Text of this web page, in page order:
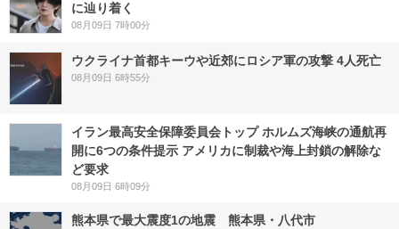
に辿り着く
08月09日 7時00分
ウクライナ首都キーウや近郊にロシア軍の攻撃 4人死亡
08月09日 6時55分
イラン最高安全保障委員会トップ ホルムズ海峡の通航再
開に6つの条件提示 アメリカに制裁や海上封鎖の解除な
ど要求
08月09日 6時09分
熊本県で最大震度1の地震 熊本県・八代市